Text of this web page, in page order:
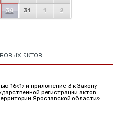
30 31 1 2
актов
16<1> и приложение 3 к Закону
регистрации актов
Ярославской области»